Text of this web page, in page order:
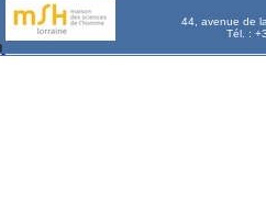
44, avenue de
Tél. :